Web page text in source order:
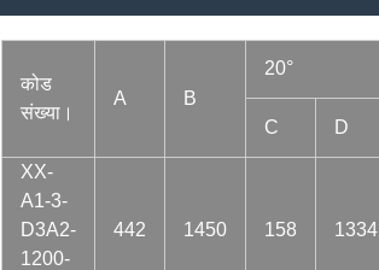
कोड
संख्या।
A B
20°
C D
XX-
A1-3-
D3A2-
1200-
442 1450 158 1334